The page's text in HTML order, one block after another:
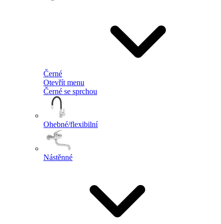
Černé
Otevřít menu
Černé se sprchou
Ohebné/flexibilní
Nástěnné